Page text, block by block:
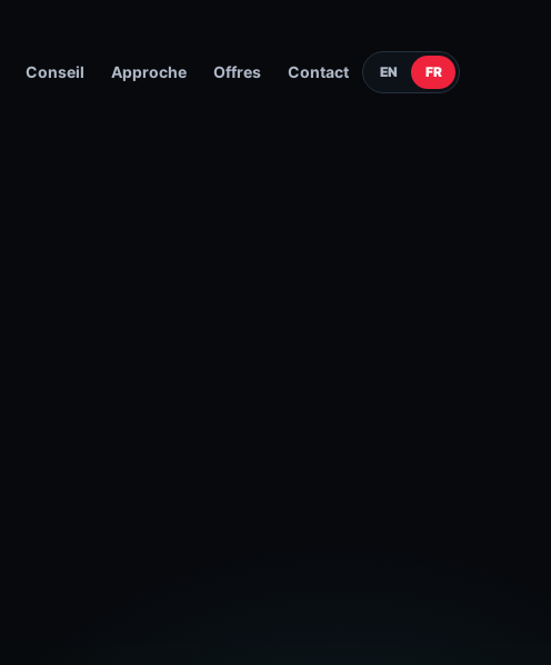
Conseil Approche Offres Contact EN FR